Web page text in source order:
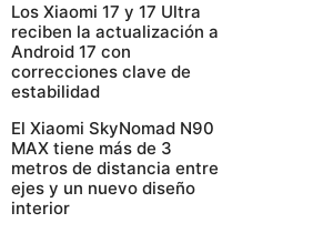
Los Xiaomi 17 y 17 Ultra
reciben la actualización a
Android 17 con
correcciones clave de
estabilidad
El Xiaomi SkyNomad N90
MAX tiene más de 3
metros de distancia entre
ejes y un nuevo diseño
interior